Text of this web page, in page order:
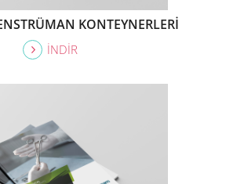
KONTEYNERLERİ
İNDİR